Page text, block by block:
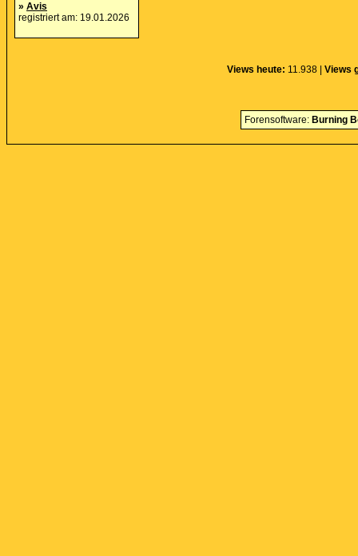
» Avis
registriert am: 19.01.2026
Views heute: 11.938 | Views
Forensoftware: Burning